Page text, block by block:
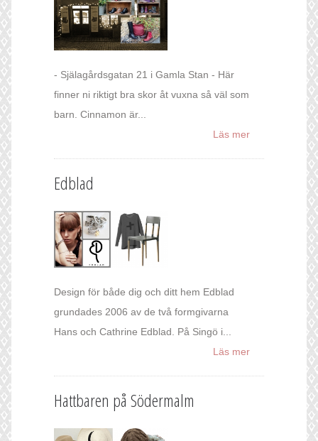
- Själagårdsgatan 21 i Gamla Stan - Här
finner ni riktigt bra skor åt vuxna så väl som
barn. Cinnamon är...
Läs mer
Edblad
Design för både dig och ditt hem Edblad
grundades 2006 av de två formgivarna
Hans och Cathrine Edblad. På Singö i...
Läs mer
Hattbaren på Södermalm